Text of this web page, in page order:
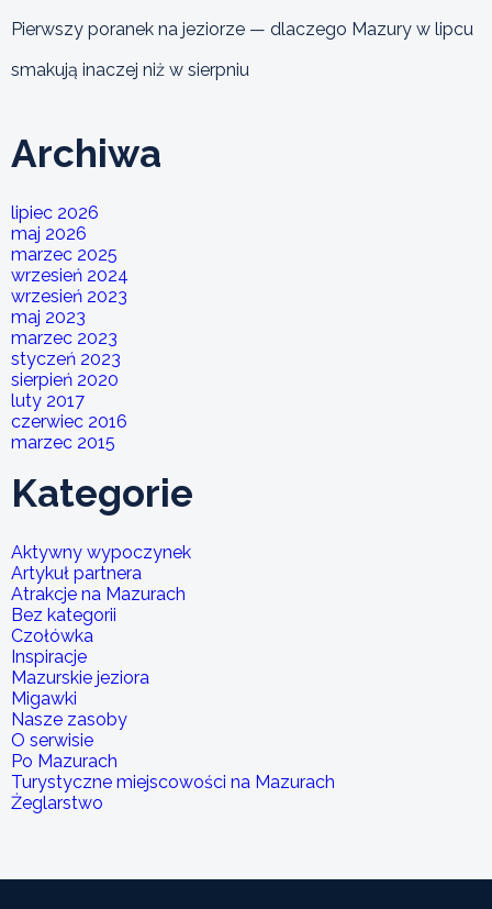
Pierwszy poranek na jeziorze — dlaczego Mazury w lipcu
smakują inaczej niż w sierpniu
Archiwa
lipiec 2026
maj 2026
marzec 2025
wrzesień 2024
wrzesień 2023
maj 2023
marzec 2023
styczeń 2023
sierpień 2020
luty 2017
czerwiec 2016
marzec 2015
Kategorie
Aktywny wypoczynek
Artykuł partnera
Atrakcje na Mazurach
Bez kategorii
Czołówka
Inspiracje
Mazurskie jeziora
Migawki
Nasze zasoby
O serwisie
Po Mazurach
Turystyczne miejscowości na Mazurach
Żeglarstwo